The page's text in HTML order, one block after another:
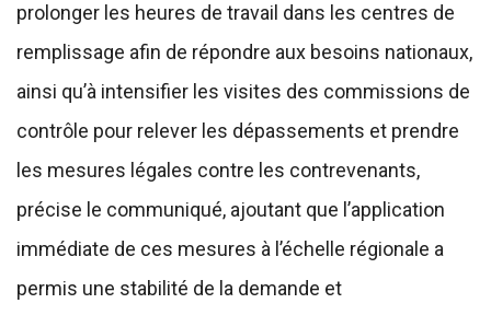
prolonger les heures de travail dans les centres de
remplissage afin de répondre aux besoins nationaux,
ainsi qu’à intensifier les visites des commissions de
contrôle pour relever les dépassements et prendre
les mesures légales contre les contrevenants,
précise le communiqué, ajoutant que l’application
immédiate de ces mesures à l’échelle régionale a
permis une stabilité de la demande et